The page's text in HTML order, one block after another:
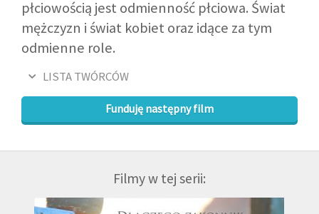
płciowością jest odmienność płciowa. Świat
mężczyzn i świat kobiet oraz idące za tym
odmienne role.
LISTA TWÓRCÓW
Funduję następny film
Filmy w tej serii: